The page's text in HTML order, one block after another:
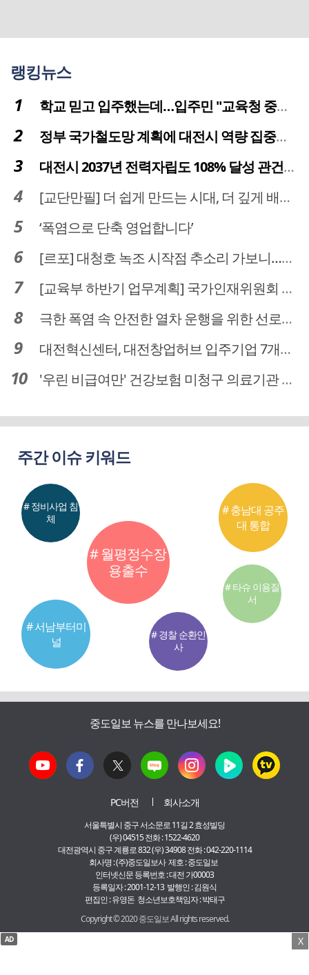
랭킹뉴스
학교 믿고 입주했는데…입주민 "교육청 중재 나서라"
정부 국가철도망 계획에 대전시 역량 집중해야
대전시 2037년 전력자립도 108% 달성 관건은 '주민 수용성'
[교단만필] 더 쉽게 만드는 시대, 더 깊게 배우는 교육
‘폭염으로 단축 영업합니다’
[르포] 대청호 녹조 시작점 추소리 가보니…걷어내도 짙은 초록빛
[교육부 하반기 업무계획] 국가인재위원회 신설… 거점국립대 3곳 성장엔진·AI 분야 패키지 지원
극한 폭염 속 안전한 열차 운행을 위한 선로관리
대전혁신센터, 대전창업허브 입주기업 7개사 모집
'우린 비급여만' 건강보험 미청구 의료기관 대전 65곳 충남 31곳
주간 이슈 키워드
# 월평정수장
용출수
# 서남부터미
널
# 충남대 공주
대 통합
# 정비사업 침
체
# 경찰 순환인
사
# 타슈 이용질
서
중도일보 뉴스를 만나보세요!
PC버전 회사소개
서울특별시 중구 서소문로 11길 2 효성빌딩
(우) 04515 전화 : 1522-4620
대전광역시 중구 계룡로 832 (우) 34908 전화 : 042-220-1114
회사명 : (주)중도일보사 제호 : 중도일보
인터넷신문 등록번호 : 대전 가00003
등록일자 : 2001-12-13 발행인 : 김원식
편집인 : 유영돈 청소년보호책임자 : 박태구
Copyright © 2020 중도일보 All rights reserved.
X
AD